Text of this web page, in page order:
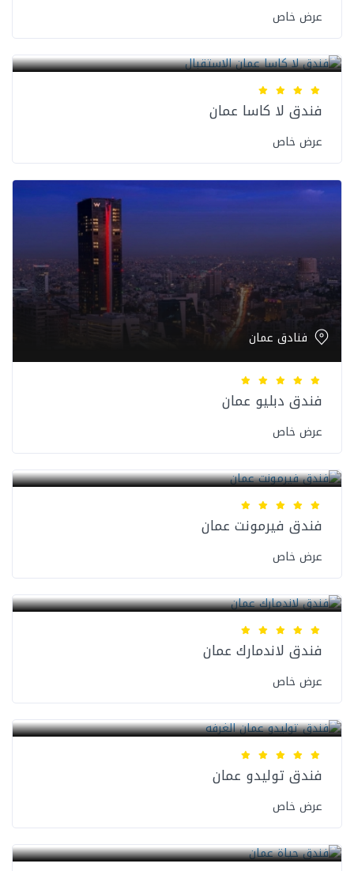
عرض خاص
فندق لا كاسا عمان
عرض خاص
فنادق عمان
فندق دبليو عمان
عرض خاص
فندق فيرمونت عمان
عرض خاص
فندق لاندمارك عمان
عرض خاص
فندق توليدو عمان
عرض خاص